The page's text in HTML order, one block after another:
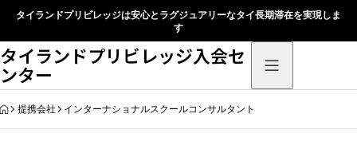
タイランドプリビレッジは安心とラグジュアリーなタイ長期滞在を実現しま
す
タイランドプリビレッジ入会セ
ンター
HOME
提携会社 インターナショナルスクールコンサルタント